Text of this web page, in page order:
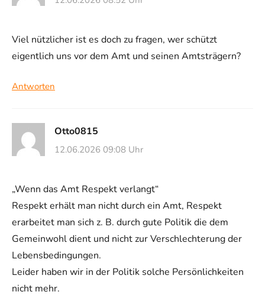
Viel nützlicher ist es doch zu fragen, wer schützt
eigentlich uns vor dem Amt und seinen Amtsträgern?
Antworten
Otto0815
12.06.2026 09:08 Uhr
„Wenn das Amt Respekt verlangt“
Respekt erhält man nicht durch ein Amt, Respekt
erarbeitet man sich z. B. durch gute Politik die dem
Gemeinwohl dient und nicht zur Verschlechterung der
Lebensbedingungen.
Leider haben wir in der Politik solche Persönlichkeiten
nicht mehr.